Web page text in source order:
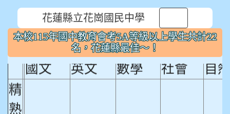
花蓮縣立花崗國民中學
本校115年國中教育會考5A等級以上學生共計22
名，花蓮縣最佳～！
本校115年國中教育會考5A等級以上
學生共計22名，花蓮縣最佳～！
國文
英文 數學 社會
自
精
熟